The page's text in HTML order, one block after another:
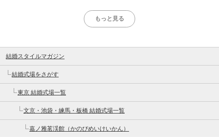
もっと見る
結婚スタイルマガジン
結婚式場をさがす
東京 結婚式場一覧
文京・池袋・練馬・板橋 結婚式場一覧
嘉ノ雅茗渓館（かのびめいけいかん）